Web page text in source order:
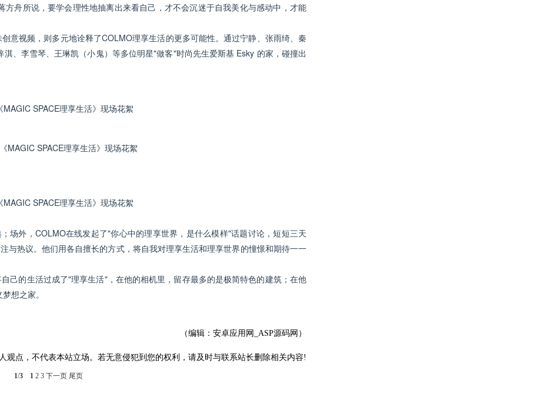
舟所说，要学会理性地抽离出来看自己，才不会沉迷于自我美化与感动中，才能
意视频，则多元地诠释了COLMO理享生活的更多可能性。通过宁静、张雨绮、秦
、李雪琴、王琳凯（小鬼）等多位明星"做客"时尚先生爱斯基 Esky 的家，碰撞出
MAGIC SPACE理享生活》现场花絮
MAGIC SPACE理享生活》现场花絮
MAGIC SPACE理享生活》现场花絮
场外，COLMO在线发起了"你心中的理享世界，是什么模样"话题讨论，短短三天
与热议。他们用各自擅长的方式，将自我对理享生活和理享世界的憧憬和期待一一
己的生活过成了"理享生活"，在他的相机里，留存最多的是极简特色的建筑；在他
想之家。
（编辑：安卓应用网_ASP源码网）
观点，不代表本站立场。若无意侵犯到您的权利，请及时与联系站长删除相关内容!
1/3 1 2 3 下一页 尾页